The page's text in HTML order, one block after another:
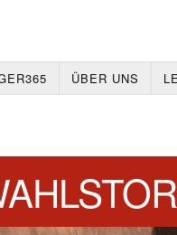
ÜBER UNS